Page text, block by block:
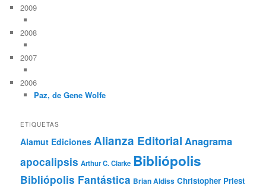
2009
2008
2007
2006
Paz, de Gene Wolfe
ETIQUETAS
Alamut Ediciones Alianza Editorial Anagrama
apocalipsis Arthur C. Clarke Bibliópolis
Bibliópolis Fantástica Brian Aldiss Christopher Priest